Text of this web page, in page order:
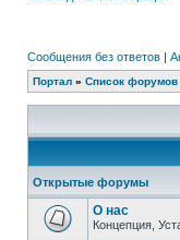
Сообщения без ответов |
Портал » Список форумов
Открытые форумы
О нас
Концепция,